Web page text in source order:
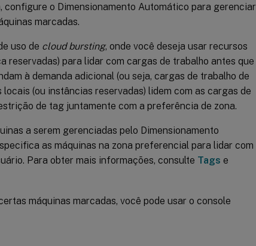
configure o Dimensionamento Automático para gerenciar
marcadas.
uso de cloud bursting, onde você deseja usar recursos
reservadas) para lidar com cargas de trabalho antes que
à demanda adicional (ou seja, cargas de trabalho de
locais (ou instâncias reservadas) lidem com as cargas de
de tag juntamente com a preferência de zona.
a serem gerenciadas pelo Dimensionamento
as máquinas na zona preferencial para lidar com
Para obter mais informações, consulte Tags e
máquinas marcadas, você pode usar o console